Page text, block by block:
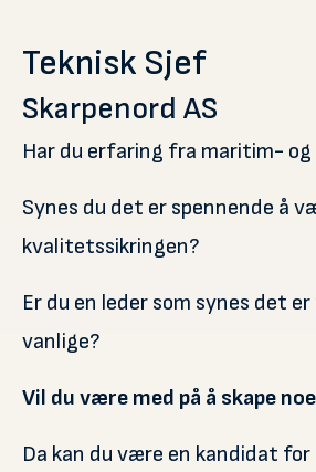
Teknisk Sjef
Skarpenord AS
Har du erfaring fra maritim-
Synes du det er spennende å
kvalitetssikringen?
Er du en leder som synes det
vanlige?
Vil du være med på å skape
Da kan du være en kandidat for